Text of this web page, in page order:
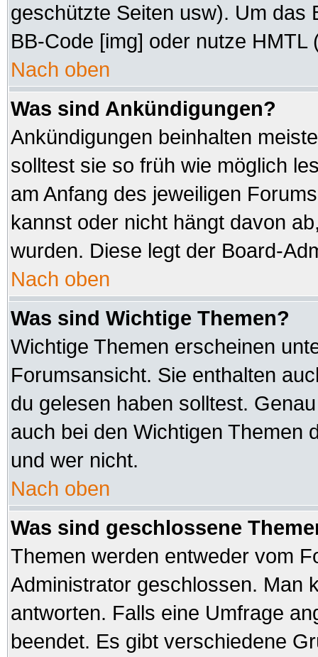
geschützte Seiten usw). Um das
BB-Code [img] oder nutze HMTL
Nach oben
Was sind Ankündigungen?
Ankündigungen beinhalten
solltest sie so früh wie möglich
am Anfang des jeweiligen
kannst oder nicht hängt davon
wurden. Diese legt der Board-
Nach oben
Was sind Wichtige Themen?
Wichtige Themen erscheinen
Forumsansicht. Sie enthalten
du gelesen haben solltest.
auch bei den Wichtigen Themen
und wer nicht.
Nach oben
Was sind geschlossene
Themen werden entweder vom
Administrator geschlossen. Man
antworten. Falls eine Umfrage
beendet. Es gibt verschiedene